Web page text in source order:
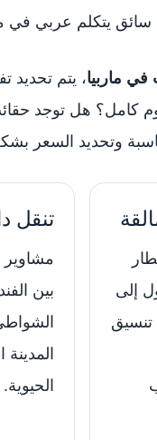
يتكلم عربي في
ماربيا، يتم تحديد
كامل؟ هل توجد
وتحديد السعر
إلى
تنسيق
تنقل
مشاوير
بين
المدينة
الحيوية.